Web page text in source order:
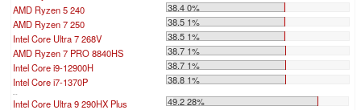
AMD Ryzen 5 240
38.4 0%
AMD Ryzen 7 250
38.5 1%
Intel Core Ultra 7 268V
38.5 1%
AMD Ryzen 7 PRO 8840HS
38.7 1%
Intel Core i9-12900H
38.7 1%
Intel Core i7-1370P
38.8 1%
Intel Core Ultra 9 290HX Plus 49.2 28%